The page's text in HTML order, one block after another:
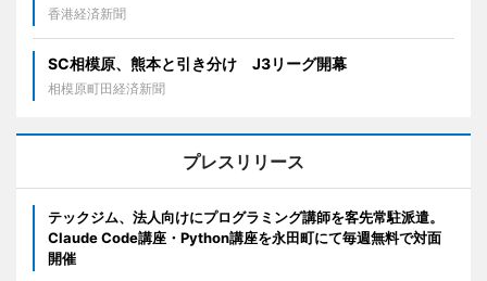
香港経済新聞
SC相模原、熊本と引き分け J3リーグ開幕
相模原町田経済新聞
プレスリリース
テックジム、法人向けにプログラミング講師を客先常駐派遣。
Claude Code講座・Python講座を永田町にて毎週無料で対面
開催